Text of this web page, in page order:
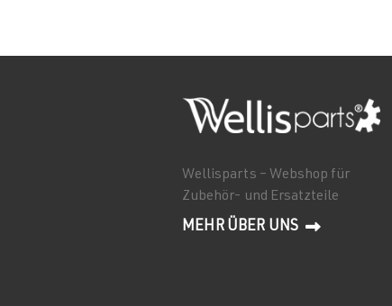
Wellisparts – Webshop für
Zubehör- und Ersatzteile
MEHR ÜBER UNS